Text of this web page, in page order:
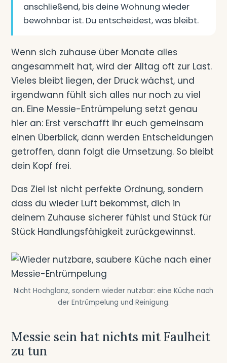
anschließend, bis deine Wohnung wieder
bewohnbar ist. Du entscheidest, was bleibt.
Wenn sich zuhause über Monate alles
angesammelt hat, wird der Alltag oft zur Last.
Vieles bleibt liegen, der Druck wächst, und
irgendwann fühlt sich alles nur noch zu viel
an. Eine Messie-Entrümpelung setzt genau
hier an: Erst verschafft ihr euch gemeinsam
einen Überblick, dann werden Entscheidungen
getroffen, dann folgt die Umsetzung. So bleibt
dein Kopf frei.
Das Ziel ist nicht perfekte Ordnung, sondern
dass du wieder Luft bekommst, dich in
deinem Zuhause sicherer fühlst und Stück für
Stück Handlungsfähigkeit zurückgewinnst.
Nicht Hochglanz, sondern wieder nutzbar: eine Küche nach
der Entrümpelung und Reinigung.
Messie sein hat nichts mit Faulheit
zu tun